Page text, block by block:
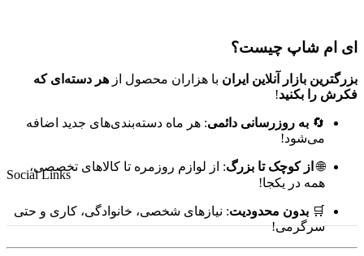
ای ام شاپ چیست؟
بزرگترین بازار آنلاین ایران با هزاران محصول از هر دسته‌ای که
فکرش را بکنید!
🔄 به روزرسانی دائمی: هر ماه دسته‌بندی‌های جدید اضافه
می‌شود!
🌐 از کوچک تا بزرگ: از لوازم روزمره تا کالاهای تخصصی،
همه در یکجا!
🛒 بدون محدودیت: نیازهای شخصی، خانوادگی، کاری و حتی
سرگرمی!
Social Links